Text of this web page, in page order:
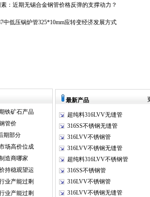
：近期无锡合金钢管价格反弹的支撑动力？
中低压锅炉管325*10mm应转变经济发展方式
铁矿石产品
管价
期部分
场高价位成
造商哪家
持稳观望运
业产能过剩
业产能过剩
最新产品
超纯料316LVV无缝管
316SS不锈钢无缝管
316LVV不锈钢管
316LVV不锈钢无缝管
超纯料316LVV不锈钢管
316SS不锈钢管
316LVV不锈钢管
316LVV不锈钢无缝管